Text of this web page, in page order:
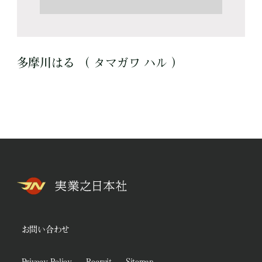
多摩川はる （ タマガワ ハル ）
お問い合わせ